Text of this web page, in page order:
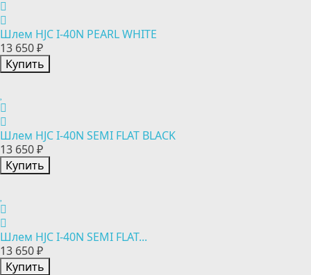
Шлем HJC I-40N PEARL WHITE
13 650 ₽
Купить
Шлем HJC I-40N SEMI FLAT BLACK
13 650 ₽
Купить
Шлем HJC I-40N SEMI FLAT...
13 650 ₽
Купить